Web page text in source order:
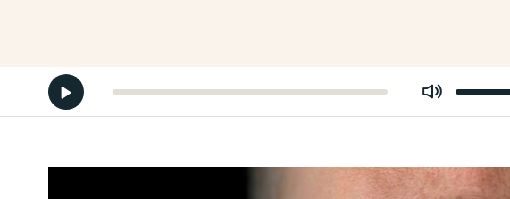
Démarrer
la
version
page
Modifier
volume